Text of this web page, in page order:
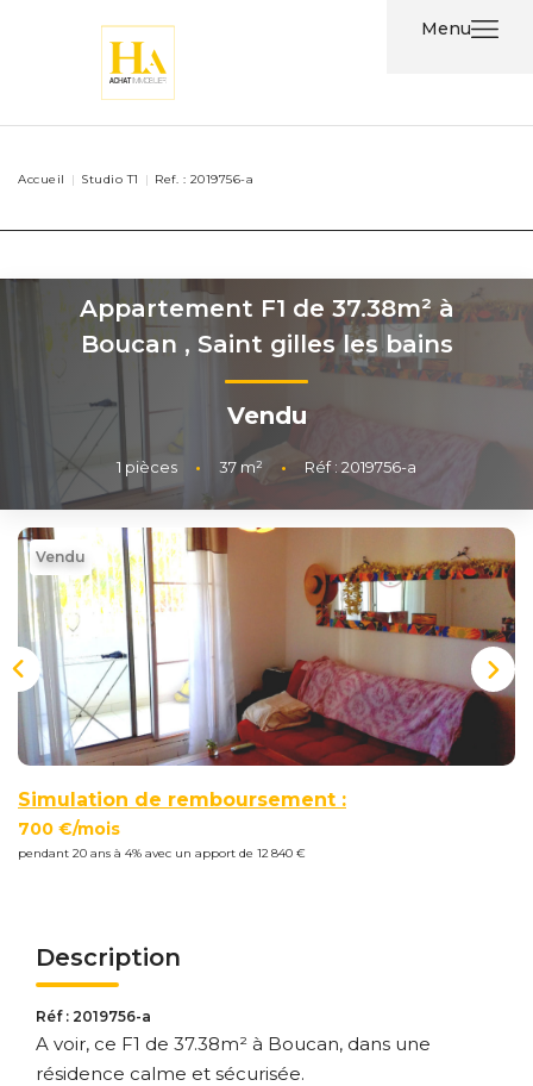
Menu
Services
Nous
Rejoindre
Estimer
Mon
Bien
Accueil Studio T1 Ref. : 2019756-a
Appartement F1 de 37.38m² à
Boucan , Saint gilles les bains
Vendu
1 pièces • 37m² • Réf : 2019756-a
Vendu
Simulation de remboursement :
700 €/mois
pendant 20 ans à 4% avec un apport de 12 840 €
Description
Réf : 2019756-a
A voir, ce F1 de 37.38m² à Boucan, dans une
résidence calme et sécurisée.